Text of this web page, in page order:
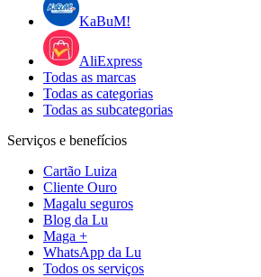
KaBuM!
AliExpress
Todas as marcas
Todas as categorias
Todas as subcategorias
Serviços e benefícios
Cartão Luiza
Cliente Ouro
Magalu seguros
Blog da Lu
Maga +
WhatsApp da Lu
Todos os serviços